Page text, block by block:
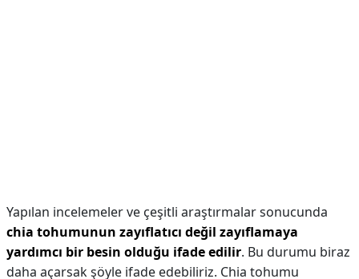
Yapılan incelemeler ve çeşitli araştırmalar sonucunda
chia tohumunun zayıflatıcı değil zayıflamaya
yardımcı bir besin olduğu ifade edilir. Bu durumu biraz
daha açarsak şöyle ifade edebiliriz. Chia tohumu